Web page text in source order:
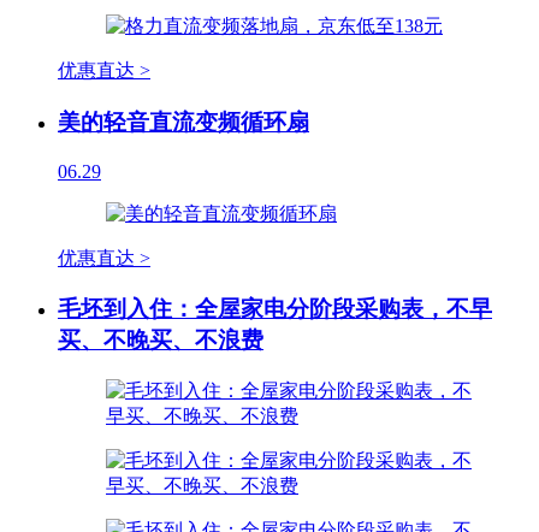
优惠直达 >
美的轻音直流变频循环扇
06.29
优惠直达 >
毛坯到入住：全屋家电分阶段采购表，不早
买、不晚买、不浪费